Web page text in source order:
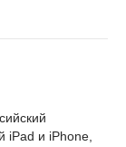
iPad и iPhone,